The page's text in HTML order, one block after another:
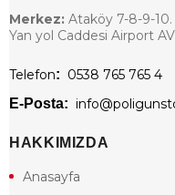
Merkez: Ataköy 7-8-9-10.
Yan yol Caddesi Airport
Telefon: 0538 765 765 4
E-Posta:
HAKKIMIZDA
Anasayfa